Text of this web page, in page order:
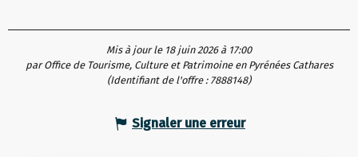
Mis à jour le 18 juin 2026 à 17:00
par Office de Tourisme, Culture et Patrimoine en Pyrénées Cathares
(Identifiant de l'offre : 7888148)
Signaler une erreur